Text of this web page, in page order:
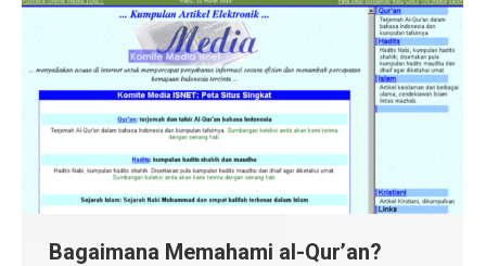
Bagaimana Memahami al-Qur’an?